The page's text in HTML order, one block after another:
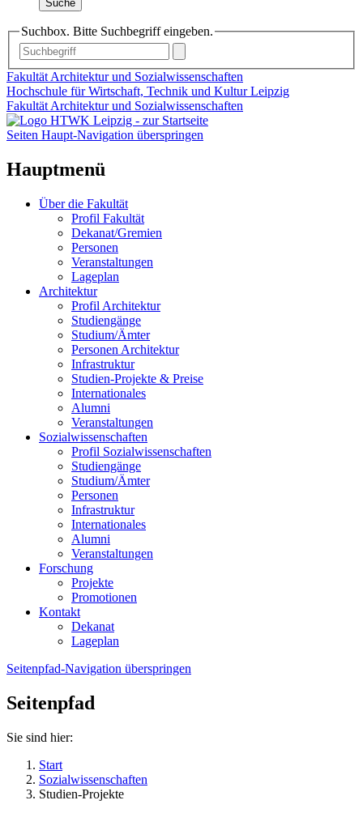
Suche
Suchbox. Bitte Suchbegriff eingeben.
Fakultät Architektur und Sozialwissenschaften
Hochschule für Wirtschaft, Technik und Kultur Leipzig
Fakultät Architektur und Sozialwissenschaften
Seiten Haupt-Navigation überspringen
Hauptmenü
Über die Fakultät
Profil Fakultät
Dekanat/Gremien
Personen
Veranstaltungen
Lageplan
Architektur
Profil Architektur
Studiengänge
Studium/Ämter
Personen Architektur
Infrastruktur
Studien-Projekte & Preise
Internationales
Alumni
Veranstaltungen
Sozialwissenschaften
Profil Sozialwissenschaften
Studiengänge
Studium/Ämter
Personen
Infrastruktur
Internationales
Alumni
Veranstaltungen
Forschung
Projekte
Promotionen
Kontakt
Dekanat
Lageplan
Seitenpfad-Navigation überspringen
Seitenpfad
Sie sind hier:
Start
Sozialwissenschaften
Studien-Projekte